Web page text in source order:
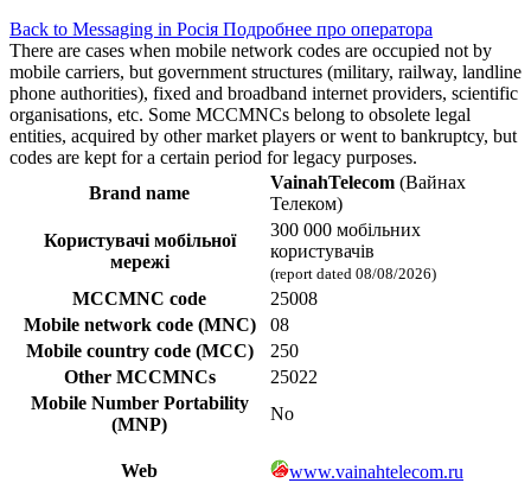
Back to Messaging in Росія Подробнее про оператора
There are cases when mobile network codes are occupied not by
mobile carriers, but government structures (military, railway, landline
phone authorities), fixed and broadband internet providers, scientific
organisations, etc. Some MCCMNCs belong to obsolete legal
entities, acquired by other market players or went to bankruptcy, but
codes are kept for a certain period for legacy purposes.
Brand name
VainahTelecom (Вайнах
Телеком)
Користувачі мобільної
мережі
300 000 мобільних
користувачів
(report dated 08/08/2026)
MCCMNC code
25008
Mobile network code (MNC)
08
Mobile country code (MCC)
250
Other MCCMNCs
25022
Mobile Number Portability
(MNP)
No
Web www.vainahtelecom.ru